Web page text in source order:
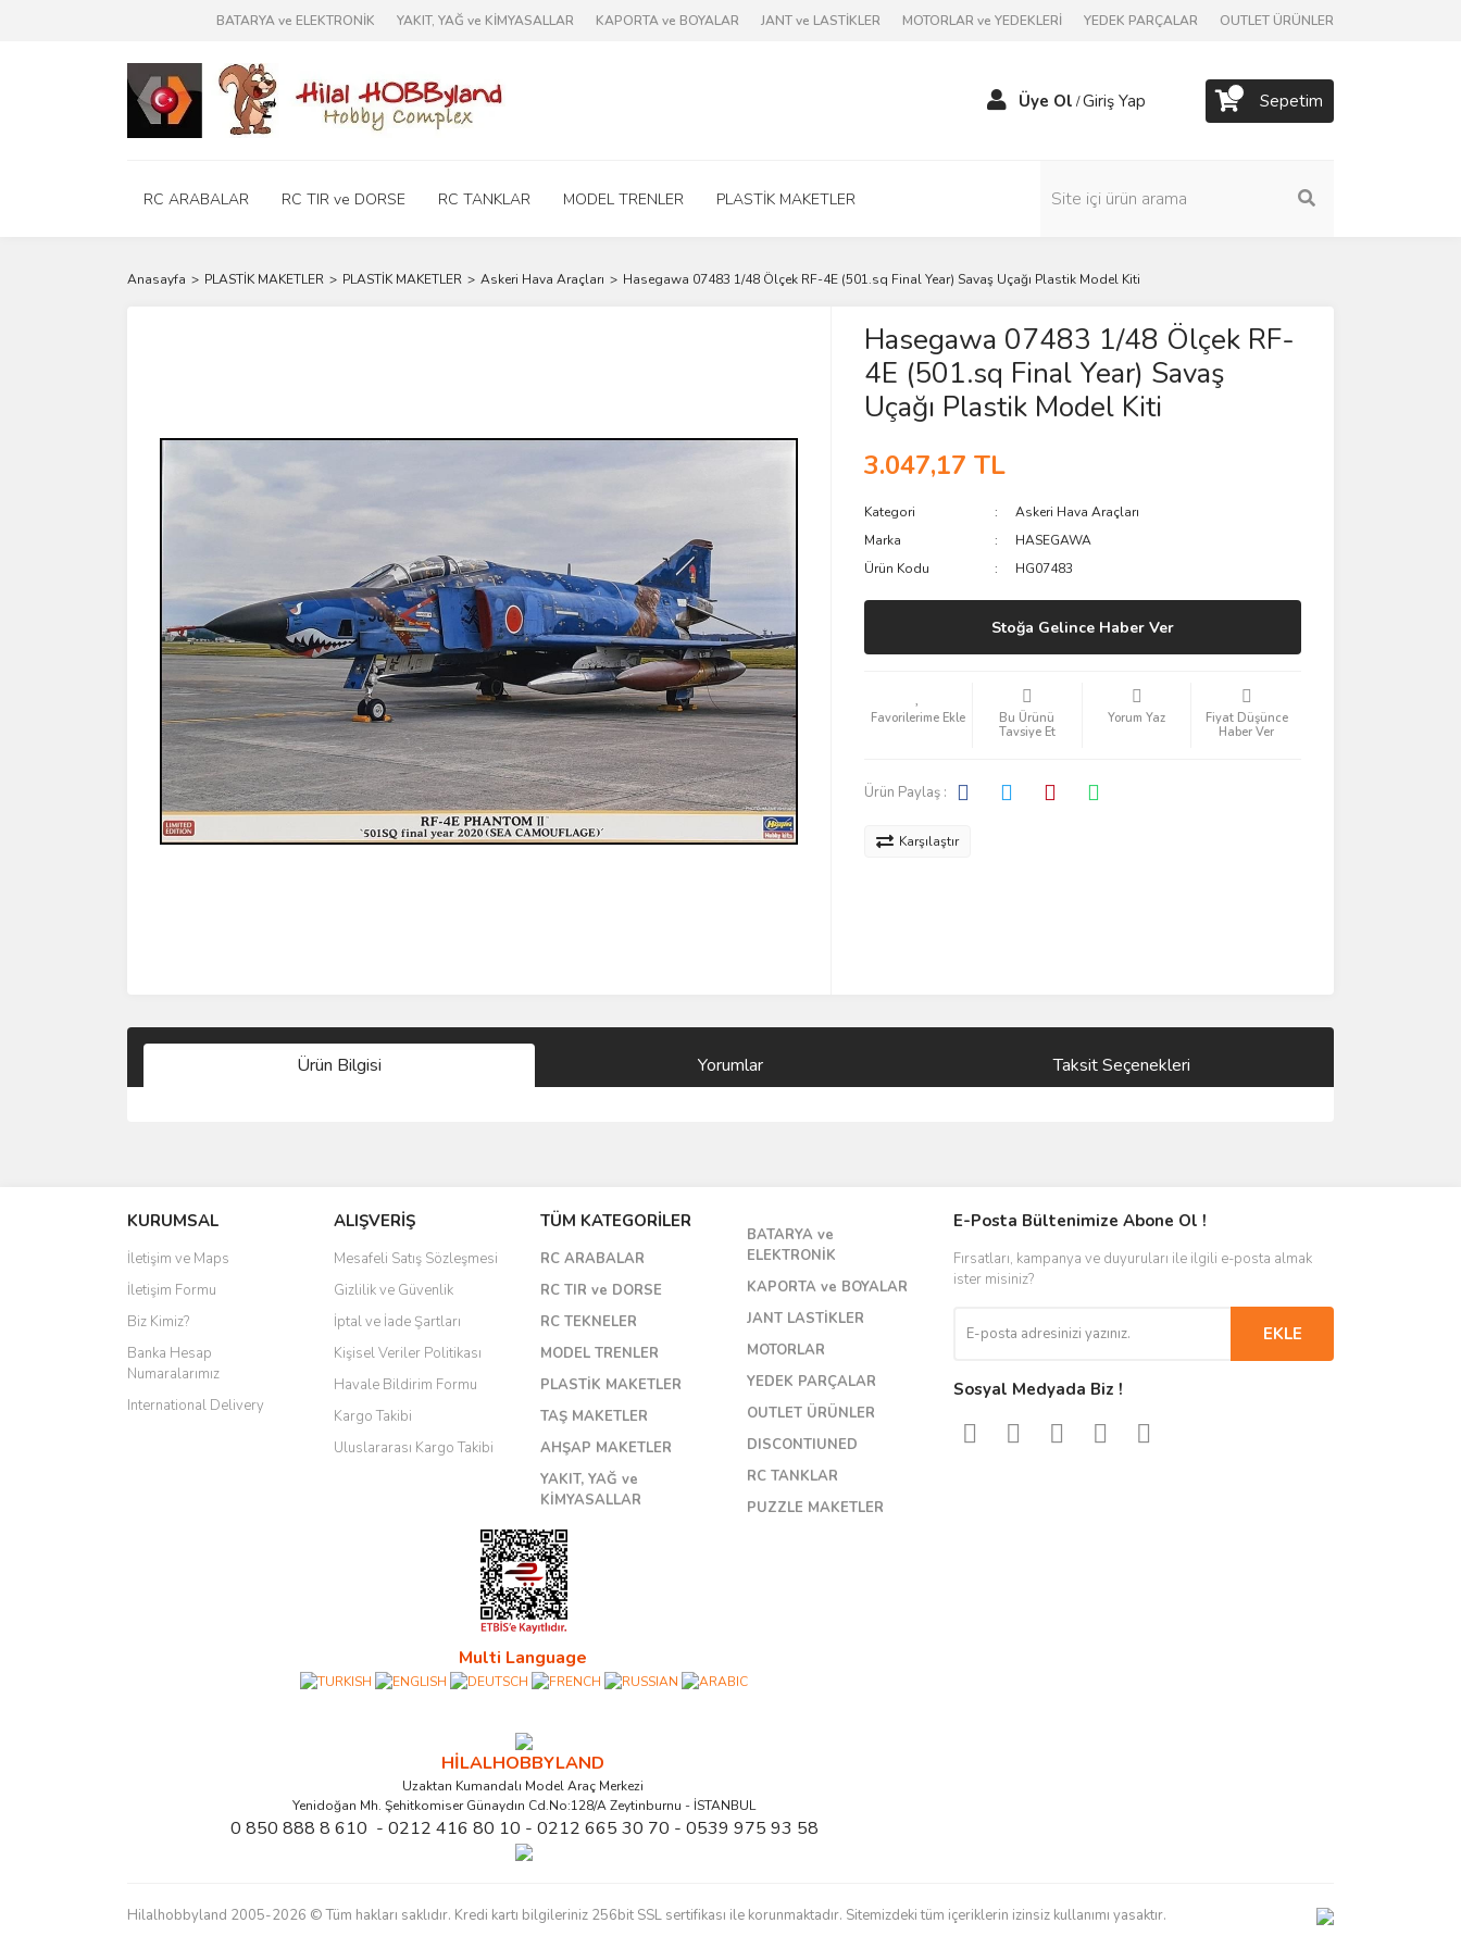
BATARYA ve ELEKTRONİK YAKIT, YAĞ ve KİMYASALLAR KAPORTA ve BOYALAR JANT ve LASTİKLER MOTORLAR ve YEDEKLERİ YEDEK PARÇALAR OUTLET ÜRÜNLER
Üye Ol /Giriş Yap Sepetim
RC ARABALAR RC TIR ve DORSE RC TANKLAR MODEL TRENLER PLASTİK MAKETLER
Anasayfa PLASTİK MAKETLER PLASTİK MAKETLER Askeri Hava Araçları Hasegawa 07483 1/48 Ölçek RF-4E (501.sq Final Year) Savaş Uçağı Plastik Model Kiti
Hasegawa 07483 1/48 Ölçek RF-
4E (501.sq Final Year) Savaş
Uçağı Plastik Model Kiti
3.047,17 TL
Kategori
Askeri Hava Araçları
Marka
HASEGAWA
Ürün Kodu
HG07483
Stoğa Gelince Haber Ver
Bu Ürünü
Tavsiye Et
Yorum Yaz
Fiyat Düşünce
Haber Ver
Ürün Paylaş :
Karşılaştır
Ürün Bilgisi Yorumlar Taksit Seçenekleri
Yorum Yaz
KURUMSAL
İletişim ve Maps
İletişim Formu
Biz Kimiz?
Banka Hesap
Numaralarımız
International Delivery
ALIŞVERİŞ
Mesafeli Satış Sözleşmesi
Gizlilik ve Güvenlik
İptal ve İade Şartları
Kişisel Veriler Politikası
Havale Bildirim Formu
Kargo Takibi
Uluslararası Kargo Takibi
TÜM KATEGORİLER
RC ARABALAR
RC TIR ve DORSE
RC TEKNELER
MODEL TRENLER
PLASTİK MAKETLER
TAŞ MAKETLER
AHŞAP MAKETLER
YAKIT, YAĞ ve
KİMYASALLAR
BATARYA ve
ELEKTRONİK
KAPORTA ve BOYALAR
JANT LASTİKLER
MOTORLAR
YEDEK PARÇALAR
OUTLET ÜRÜNLER
DISCONTIUNED
RC TANKLAR
PUZZLE MAKETLER
Multi Language
HİLALHOBBYLAND
Uzaktan Kumandalı Model Araç Merkezi
Yenidoğan Mh. Şehitkomiser Günaydın Cd.No:128/A Zeytinburnu - İSTANBUL
0 850 888 8 610 - 0212 416 80 10 - 0212 665 30 70 - 0539 975 93 58
E-Posta Bültenimize Abone Ol !
Fırsatları, kampanya ve duyuruları ile ilgili e-posta almak
ister misiniz?
EKLE
Sosyal Medyada Biz !
Hilalhobbyland 2005-2026 © Tüm hakları saklıdır. Kredi kartı bilgileriniz 256bit SSL sertifikası ile korunmaktadır. Sitemizdeki tüm içeriklerin izinsiz kullanımı yasaktır.